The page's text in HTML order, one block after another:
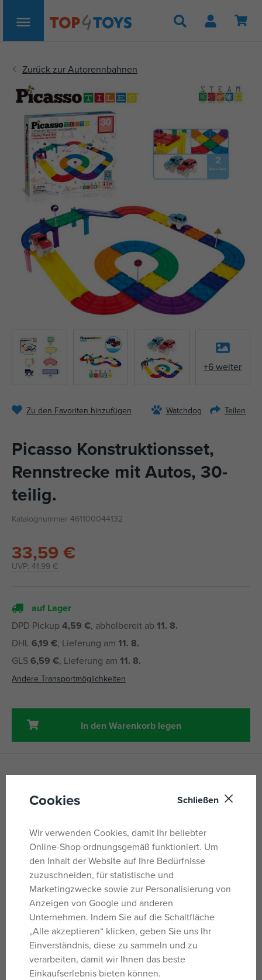
Suche
+6 weiter
Zu den Favoriten hinzufügen Watchdog Teilen
Picasso Konstruktionsset,
Rennstrecke mit Autos, 30-
teilig.
Katalognummer 461100044132
UVP: 41,99 €
33,59 €
auf Lager
DPD Pickup 4,59 €, abholbereit ab 11. 8.
DHL6,19 €, Lieferung am 11. 8.
GLS6,59 €, Lieferung am 11. 8.
Andere Transportmöglichkeiten
In den Warenkorb legen
Picasso Konstruktionsset,
Rennstrecke mit Autos, 30-teilig.
Mit diesem Set können Kinder mithilfe von
Magnetbausteinen, Rampen und Pfosten3D-
Rennstreckenbauen.
Die Autos können dann verschiedene Ebenen
hinunterfahren. Das Spiel fördert
Problemlösungsfähigkeiten, Kreativität und Feinmotorik
durch praktisches Lernen in den MINT-Fächern.
Parameter
Cookies Schließen
Wir verwenden Cookies, damit Ihr beliebter
Online-Shop ordnungsgemäß funktioniert. Um
den Inhalt der Website auf Ihre Bedürfnisse
zuzuschneiden, für statistische und
Marketingzwecke sowie zur Personalisierung von
Anzeigen von Google und anderen
Unternehmen. Indem Sie auf die Schaltfläche
„Alle akzeptieren“ klicken, geben Sie uns Ihr
Einverständnis, diese zu sammeln und zu
verarbeiten, damit wir Ihnen das beste
Einkaufserlebnis bieten können.